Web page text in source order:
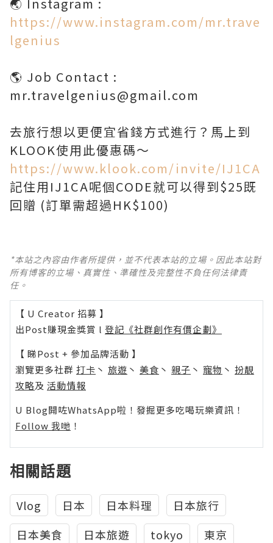
https://www.instagram.com/mr.trave
lgenius
🌎 Job Contact :
mr.travelgenius@gmail.com
去旅行想以更便宜省錢方式進行？馬上到
https://www.klook.com/invite/IJ1CA
記住用IJ1CA呢個CODE就可以得到$25既
回贈 (訂單需超過HK$100)
*本站之內容由作者所提供，並不代表本站的立場。因此本站對
所有博客的立場、真實性、準確性及完整性不負任何法律責
任。
【 U Creator 招募 】
出Post賺現金獎賞 l 登記《社群創作有價企劃》
【 睇Post + 參加品牌活動 】
瀏覽更多社群 打卡 丶 旅遊 丶 美食 丶 親子 丶 寵物 丶 扮靚
攻略及 活動情報
U Blog開咗WhatsApp啦！發掘更多吃喝玩樂資訊！
Follow 我哋 ！
相關話題
Vlog 日本 日本料理
日本旅行
日本美食
日本旅遊 tokyo
東京